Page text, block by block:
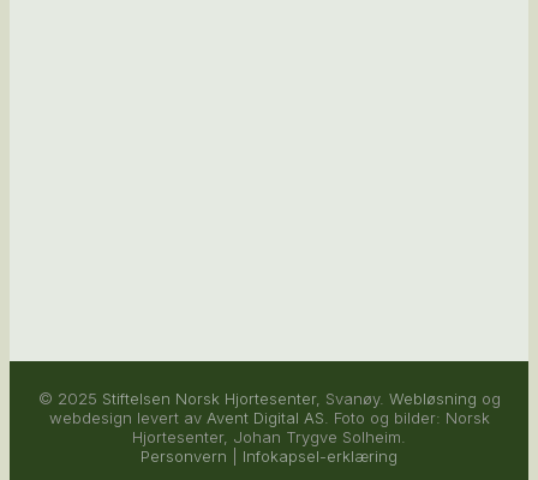
© 2025 Stiftelsen Norsk Hjortesenter, Svanøy. Webløsning og
webdesign levert av Avent Digital AS . Foto og bilder: Norsk
Hjortesenter, Johan Trygve Solheim.
Personvern
Infokapsel-erklæring